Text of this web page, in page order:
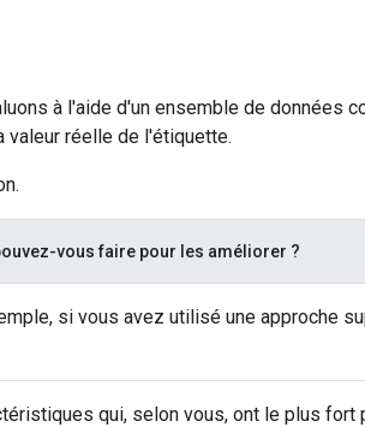
à l'aide d'un ensemble de données
valeur réelle de l'étiquette.
vous faire pour les améliorer ?
si vous avez utilisé une approche
qui, selon vous, ont le plus